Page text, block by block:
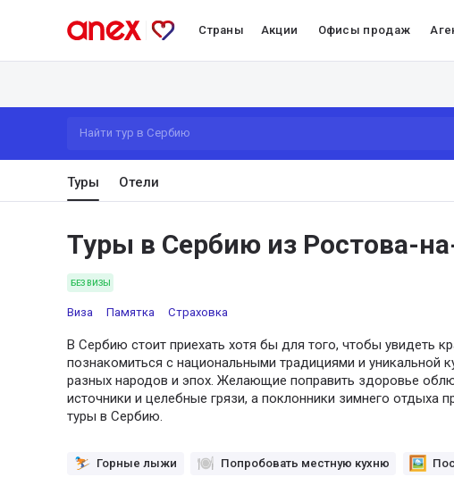
Страны Акции Офисы продаж
Найти тур в Сербию
Туры Отели
Туры в Сербию из Ростова-
БЕЗ ВИЗЫ
Виза Памятка Страховка
В Сербию стоит приехать хотя бы для того, чтобы увидеть
познакомиться с национальными традициями и уникальной
разных народов и эпох. Желающие поправить здоровье
источники и целебные грязи, а поклонники зимнего отдыха
туры в Сербию.
Горные лыжи Попробовать местную кухню